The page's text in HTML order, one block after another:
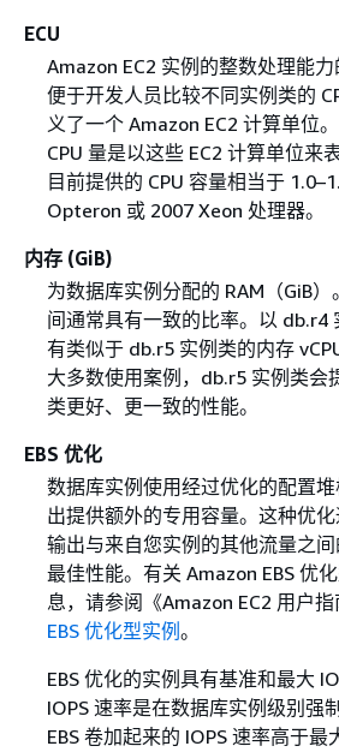
ECU
Amazon EC2 实例的整数处理能
便于开发人员比较不同实例类的
义了一个 Amazon EC2 计算单位
CPU 量是以这些 EC2 计算单位来
目前提供的 CPU 容量相当于
Opteron 或 2007 Xeon 处理器。
内存 (GiB)
为数据库实例分配的 RAM（GiB）
间通常具有一致的比率。以 db.r4
有类似于 db.r5 实例类的内存
大多数使用案例，db.r5 实例类会
类更好、更一致的性能。
EBS 优化
数据库实例使用经过优化的配置
出提供额外的专用容量。这种优
输出与来自您实例的其他流量之
最佳性能。有关 Amazon EBS 优
息，请参阅《Amazon EC2 用户指
EBS 优化型实例 。
EBS 优化的实例具有基准和最大
IOPS 速率是在数据库实例级别强
EBS 卷加起来的 IOPS 速率高于